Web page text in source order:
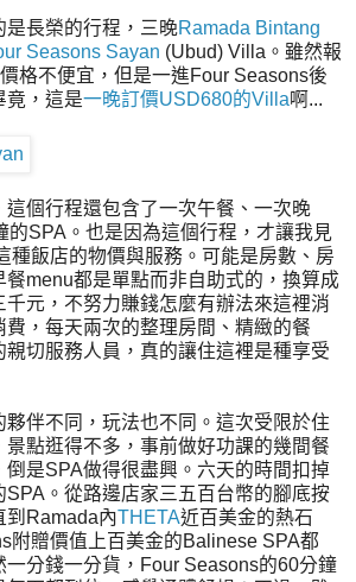
是長榮的行程，三晚Ramada Bintang
Seasons Sayan (Ubud) Villa。雖然報
格不便宜，但是一進Four Seasons後
竟，這是一晚訂價USD680的Villa啊...
這個行程還包含了一次午餐、一次晚
的SPA。也是因為這個行程，才讓我見
種飯店的物價與服務。可能是房數、房
menu都是單點而非自助式的，換算成
千元，不努力賺錢怎麼有辦法來這裡消
費，每天兩次的整理房間、精緻的餐
切服務人員，真的讓住這裡是種享受
伴不同，玩法也不同。這次受限於住
點逛得不多，事前做好功課的幾間餐
倒是SPA做得很盡興。六天的時間扣掉
SPA。從路邊店家三五百台幣的腳底按
到Ramada內THETA近百美金的熱石
附贈價值上百美金的Balinese SPA都
一分錢一分貨，Four Seasons的60分鐘